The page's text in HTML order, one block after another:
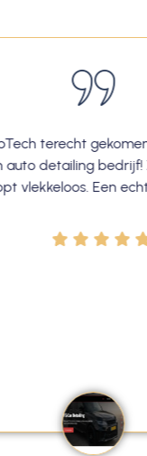
terecht
auto detailing
vlekkeloos. Een